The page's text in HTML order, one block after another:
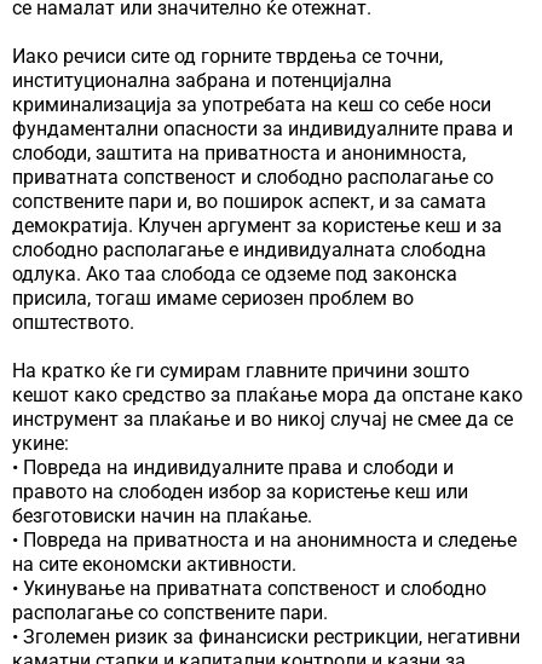
се намалат или значително ќе отежнат.
Иако речиси сите од горните тврдења се точни,
институционална забрана и потенцијална
криминализација за употребата на кеш со себе носи
фундаментални опасности за индивидуалните права и
слободи, заштита на приватноста и анонимноста,
приватната сопственост и слободно располагање со
сопствените пари и, во поширок аспект, и за самата
демократија. Клучен аргумент за користење кеш и за
слободно располагање е индивидуалната слободна
одлука. Ако таа слобода се одземе под законска
присила, тогаш имаме сериозен проблем во
општеството.
На кратко ќе ги сумирам главните причини зошто
кешот како средство за плаќање мора да опстане како
инструмент за плаќање и во никој случај не смее да се
укине:
• Повреда на индивидуалните права и слободи и
правото на слободен избор за користење кеш или
безготовиски начин на плаќање.
• Повреда на приватноста и на анонимноста и следење
на сите економски активности.
• Укинување на приватната сопственост и слободно
располагање со сопствените пари.
• Зголемен ризик за финансиски рестрикции, негативни